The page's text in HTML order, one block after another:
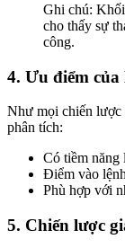
Ghi chú:
cho thấy sự
công.
4. Ưu điểm
Như mọi chiến lược
phân tích:
Có tiềm năng
Điểm vào lệnh
Phù hợp với
5. Chiến lược